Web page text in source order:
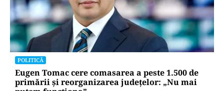
POLITICĂ
Eugen Tomac cere comasarea a peste 1.500 de
primării și reorganizarea județelor: „Nu mai